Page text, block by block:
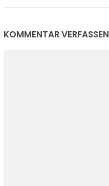
KOMMENTAR VERFASSEN